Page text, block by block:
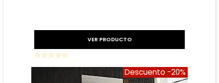
VER PRODUCTO
Descuento -20%